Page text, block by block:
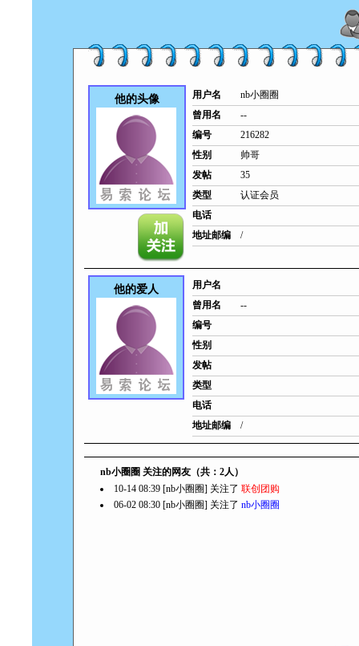
他的头像 用户名
nb小圈圈
曾用名
--
编号
216282
性别
帅哥
发帖
35
类型
认证会员
电话
地址邮编
/
他的爱人
用户名
曾用名
--
编号
性别
发帖
类型
电话
地址邮编
/
nb小圈圈 关注的网友（共：2人）
10-14 08:39 [nb小圈圈] 关注了 联创团购
06-02 08:30 [nb小圈圈] 关注了 nb小圈圈